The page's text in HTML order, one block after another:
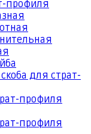
профиля
для страт-
профиля
профиля